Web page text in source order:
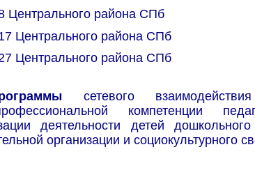
района СПб
Центрального района СПб
Центрального района СПб
сетевого
компетенции
деятельности детей
организации и социокультурного